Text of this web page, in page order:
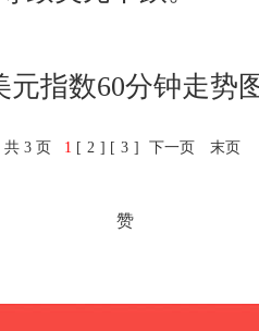
元指数60分钟走势
共 3 页 1 [ 2 ] [ 3 ] 下一页 末页
赞